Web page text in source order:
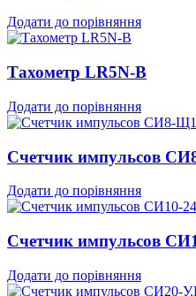
Додати до порівняння
Тахометр LR5N-B
Додати до порівняння
Счетчик импульсов
Додати до порівняння
Счетчик импульсов
Додати до порівняння